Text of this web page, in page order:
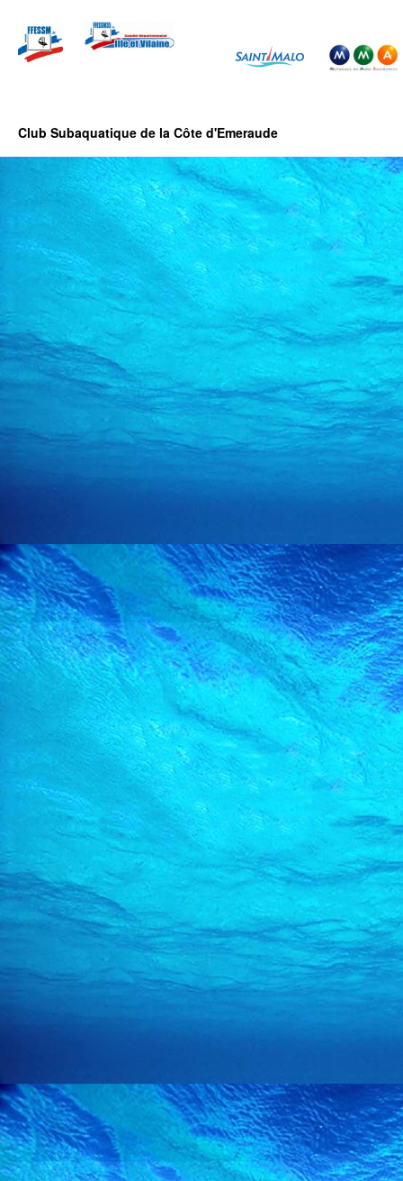
Club Subaquatique de la Côte d'Emeraude